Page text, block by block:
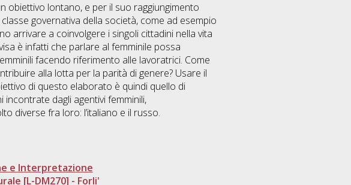
obiettivo lontano, e per il suo raggiungimento
governativa della società, come ad esempio
arrivare a coinvolgere i singoli cittadini nella vita
è infatti che parlare al femminile possa
facendo riferimento alle lavoratrici. Come
alla lotta per la parità di genere? Usare il
di questo elaborato è quindi quello di
dagli agentivi femminili,
diverse fra loro: l’italiano e il russo.
e Interpretazione
[L-DM270] - Forli'